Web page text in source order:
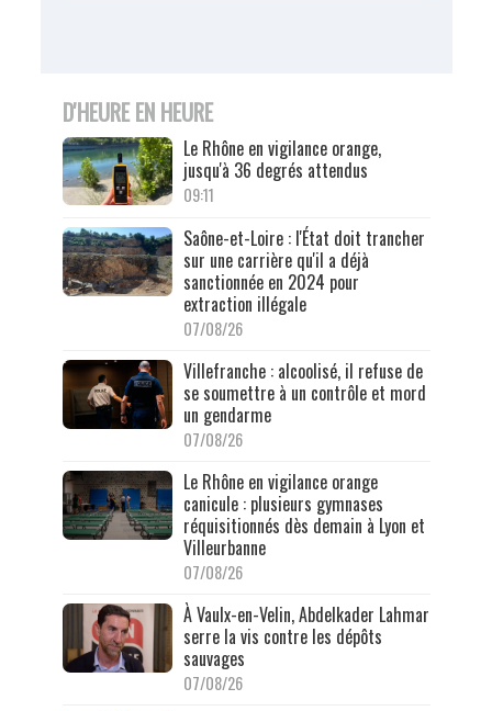
D'HEURE EN HEURE
Le Rhône en vigilance orange,
jusqu'à 36 degrés attendus
09:11
Saône-et-Loire : l'État doit trancher
sur une carrière qu'il a déjà
sanctionnée en 2024 pour
extraction illégale
07/08/26
Villefranche : alcoolisé, il refuse de
se soumettre à un contrôle et mord
un gendarme
07/08/26
Le Rhône en vigilance orange
canicule : plusieurs gymnases
réquisitionnés dès demain à Lyon et
Villeurbanne
07/08/26
À Vaulx-en-Velin, Abdelkader Lahmar
serre la vis contre les dépôts
sauvages
07/08/26